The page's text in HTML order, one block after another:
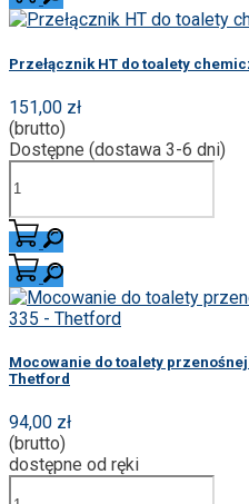
Przełącznik HT do toalety
151,00 zł
(brutto)
Dostępne (dostawa 3-6 dni)
Mocowanie do toalety
Thetford
94,00 zł
(brutto)
dostępne od ręki